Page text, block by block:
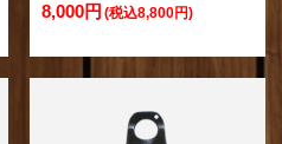
8,000円 (税込8,800円)